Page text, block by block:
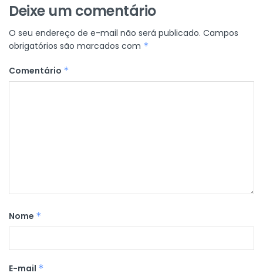
Deixe um comentário
O seu endereço de e-mail não será publicado. Campos
obrigatórios são marcados com *
Comentário *
Nome *
E-mail *